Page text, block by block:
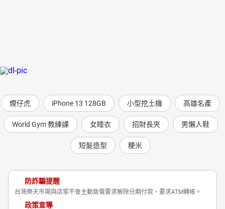
煙仔虎 iPhone 13 128GB 小型挖土機 高雄名產
World Gym 教練課 女睡衣 招財長夾 男懶人鞋
短髮造型 粳米
防詐騙提醒
台灣樂天市場與店家不會主動致電要求解除分期付款、要求ATM轉帳。
政策宣導